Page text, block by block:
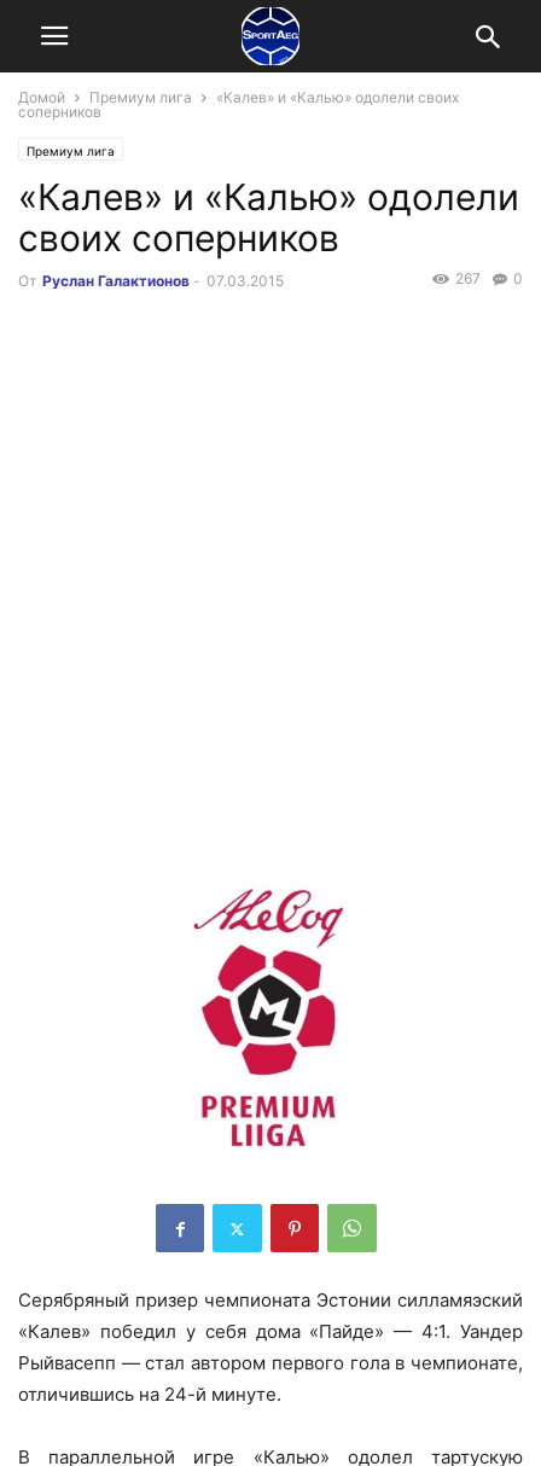
Домой Премиум лига
«Калев» и «Калью» одолели своих
соперников
Премиум лига
«Калев» и «Калью» одолели
своих соперников
От Руслан Галактионов - 07.03.2015 0
267
Серябряный призер чемпионата Эстонии силламяэский
«Калев» победил у себя дома «Пайде» — 4:1. Уандер
Рыйвасепп — стал автором первого гола в чемпионате,
отличившись на 24-й минуте.
В параллельной игре «Калью» одолел тартускую